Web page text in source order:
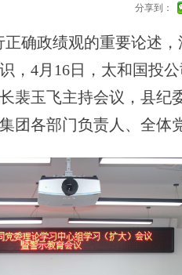
确政绩观的重要论述
，4月16日，太和国投
裴玉飞主持会议，县纪
团各部门负责人、全体
分享到：